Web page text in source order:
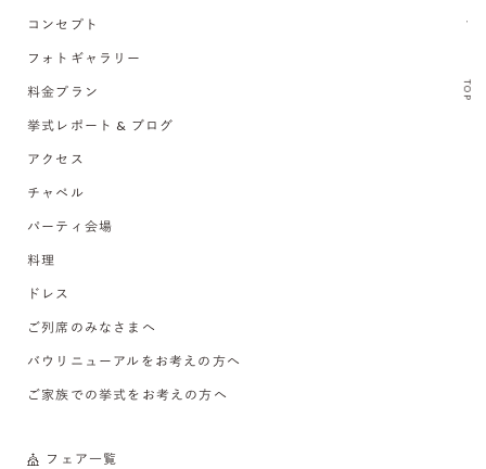
TOP
コンセプト
フォトギャラリー
料金プラン
挙式レポート & ブログ
アクセス
チャペル
パーティ会場
料理
ドレス
ご列席のみなさまへ
バウリニューアルをお考えの方へ
ご家族での挙式をお考えの方へ
フェア一覧